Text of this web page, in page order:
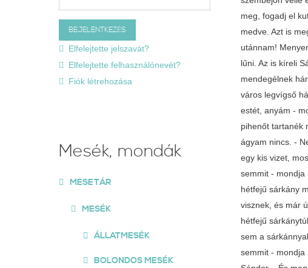
Elfelejtette jelszavát?
Elfelejtette felhasználónevét?
Fiók létrehozása
Mesék, mondák
MESETÁR
MESÉK
ÁLLATMESÉK
BOLONDOS MESÉK